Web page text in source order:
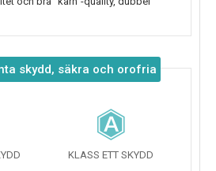
skydd, säkra och orofria
KLASS ETT SKYDD